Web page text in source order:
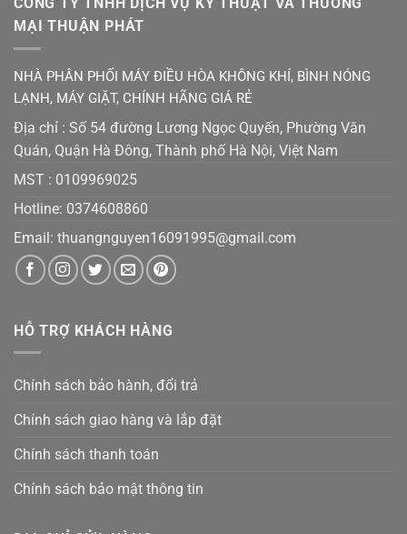
CÔNG TY TNHH DỊCH VỤ KỸ THUẬT VÀ THƯƠNG
MẠI THUẬN PHÁT
NHÀ PHÂN PHỐI MÁY ĐIỀU HÒA KHÔNG KHÍ, BÌNH NÓNG
LẠNH, MÁY GIẶT, CHÍNH HÃNG GIÁ RẺ
Địa chỉ : Số 54 đường Lương Ngọc Quyến, Phường Văn
Quán, Quận Hà Đông, Thành phố Hà Nội, Việt Nam
MST : 0109969025
Hotline: 0374608860
Email: thuangnguyen16091995@gmail.com
HỖ TRỢ KHÁCH HÀNG
Chính sách bảo hành, đổi trả
Chính sách giao hàng và lắp đặt
Chính sách thanh toán
Chính sách bảo mật thông tin